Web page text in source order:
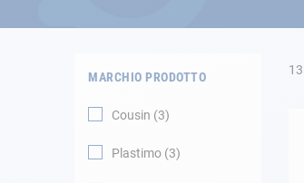
13
MARCHIO PRODOTTO
Cousin 3
Plastimo 3